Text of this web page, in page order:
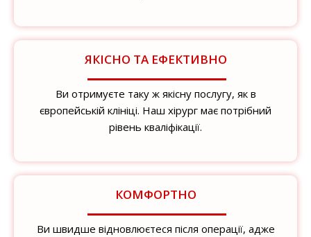
ЯКІСНО ТА ЕФЕКТИВНО
Ви отримуєте таку ж якісну послугу, як в
європейській клініці. Наш хірург має потрібний
рівень кваліфікації.
КОМФОРТНО
Ви швидше відновлюєтеся після операції, адже